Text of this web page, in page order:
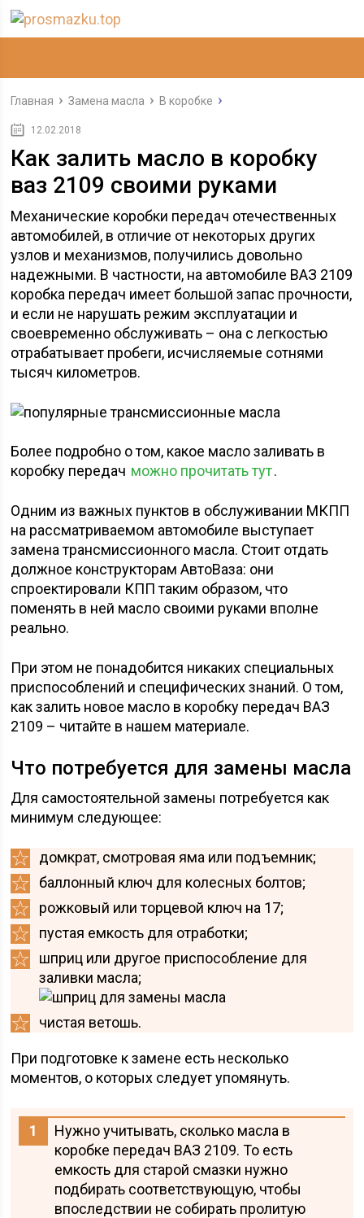
Главная Замена масла В коробке
12.02.2018
Как залить масло в коробку
ваз 2109 своими руками
Механические коробки передач отечественных
автомобилей, в отличие от некоторых других
узлов и механизмов, получились довольно
надежными. В частности, на автомобиле ВАЗ 2109
коробка передач имеет большой запас прочности,
и если не нарушать режим эксплуатации и
своевременно обслуживать – она с легкостью
отрабатывает пробеги, исчисляемые сотнями
тысяч километров.
Более подробно о том, какое масло заливать в
коробку передач можно прочитать тут.
Одним из важных пунктов в обслуживании МКПП
на рассматриваемом автомобиле выступает
замена трансмиссионного масла. Стоит отдать
должное конструкторам АвтоВаза: они
спроектировали КПП таким образом, что
поменять в ней масло своими руками вполне
реально.
При этом не понадобится никаких специальных
приспособлений и специфических знаний. О том,
как залить новое масло в коробку передач ВАЗ
2109 – читайте в нашем материале.
Что потребуется для замены масла
Для самостоятельной замены потребуется как
минимум следующее:
домкрат, смотровая яма или подъемник;
баллонный ключ для колесных болтов;
рожковый или торцевой ключ на 17;
пустая емкость для отработки;
шприц или другое приспособление для
заливки масла;
чистая ветошь.
При подготовке к замене есть несколько
моментов, о которых следует упомянуть.
Нужно учитывать, сколько масла в
коробке передач ВАЗ 2109. То есть
емкость для старой смазки нужно
подбирать соответствующую, чтобы
впоследствии не собирать пролитую